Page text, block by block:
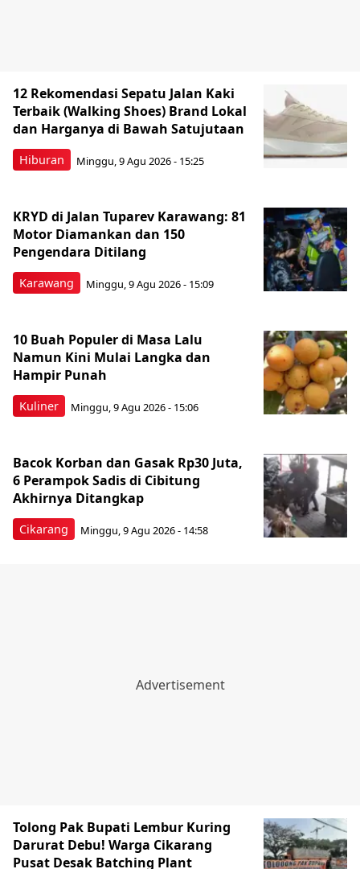
Hiburan
12 Rekomendasi Sepatu Jalan Kaki
Terbaik (Walking Shoes) Brand Lokal
dan Harganya di Bawah Satujutaan
Minggu, 9 Agu 2026 - 15:25
Karawang
KRYD di Jalan Tuparev Karawang: 81
Motor Diamankan dan 150
Pengendara Ditilang
Minggu, 9 Agu 2026 - 15:09
Kuliner
10 Buah Populer di Masa Lalu
Namun Kini Mulai Langka dan
Hampir Punah
Minggu, 9 Agu 2026 - 15:06
Cikarang
Bacok Korban dan Gasak Rp30 Juta,
6 Perampok Sadis di Cibitung
Akhirnya Ditangkap
Minggu, 9 Agu 2026 - 14:58
Tolong Pak Bupati Lembur Kuring
Darurat Debu! Warga Cikarang
Pusat Desak Batching Plant